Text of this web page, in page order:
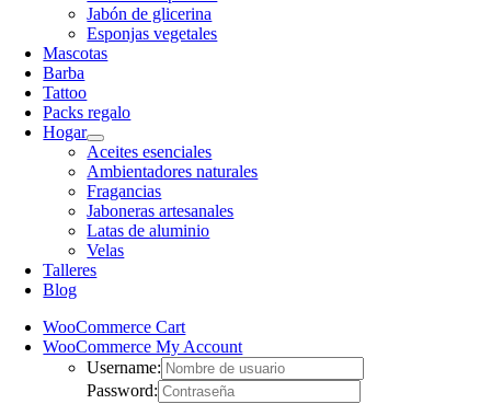
Jabón de glicerina
Esponjas vegetales
Mascotas
Barba
Tattoo
Packs regalo
Hogar
Aceites esenciales
Ambientadores naturales
Fragancias
Jaboneras artesanales
Latas de aluminio
Velas
Talleres
Blog
WooCommerce Cart
WooCommerce My Account
Username:
Password: